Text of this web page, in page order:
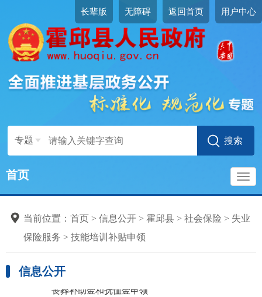
长辈版 无障碍 返回首页 用户中心
专题
首页
当前位置： 首页 > 信息公开 > 霍邱县 > 社会保险 > 失业
保险服务 > 技能培训补贴申领
信息公开
标准目录
社会保险登记
养老保险服务
工伤保险服务
失业保险金申领
丧葬补助金和抚恤金申领